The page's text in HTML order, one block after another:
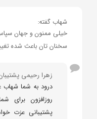
شهاب گفته:
خیلی ممنون و جهان
سخنان تان باعث شده
زهرا رحیمی
درود به شما شهاب
روزافزون برای
پشتیبانی عزت